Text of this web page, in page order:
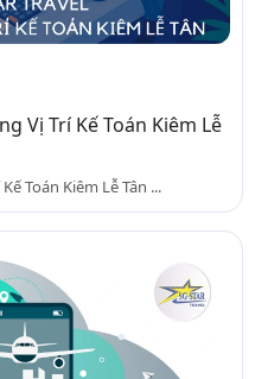
Vị Trí Kế Toán Kiêm Lễ
Toán Kiêm Lễ Tân ...